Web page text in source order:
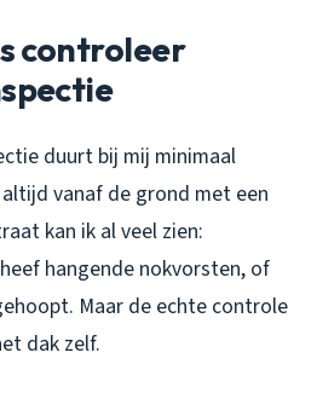
controleer
duurt bij mij minimaal
vanaf de grond met een
kan ik al veel zien:
hangende nokvorsten, of
Maar de echte controle
dak zelf.